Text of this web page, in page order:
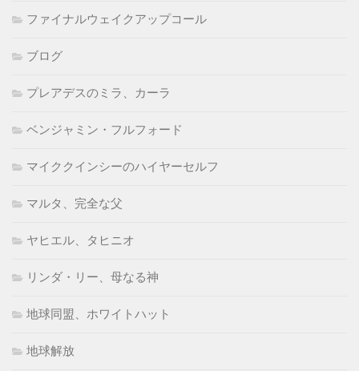
ファイナルウェイクアップコール
ブログ
プレアデスのミラ、カーラ
ベンジャミン・フルフォード
マイククインシーのハイヤーセルフ
マルタ、完全な父
ヤヒエル、タヒニオ
リンダ・リー、母なる神
地球同盟、ホワイトハット
地球解放